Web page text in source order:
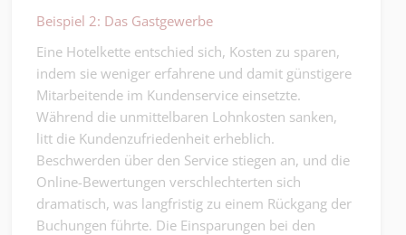
Beispiel 2: Das Gastgewerbe
Eine Hotelkette entschied sich, Kosten zu sparen,
indem sie weniger erfahrene und damit günstigere
Mitarbeitende im Kundenservice einsetzte.
Während die unmittelbaren Lohnkosten sanken,
litt die Kundenzufriedenheit erheblich.
Beschwerden über den Service stiegen an, und die
Online-Bewertungen verschlechterten sich
dramatisch, was langfristig zu einem Rückgang der
Buchungen führte. Die Einsparungen bei den